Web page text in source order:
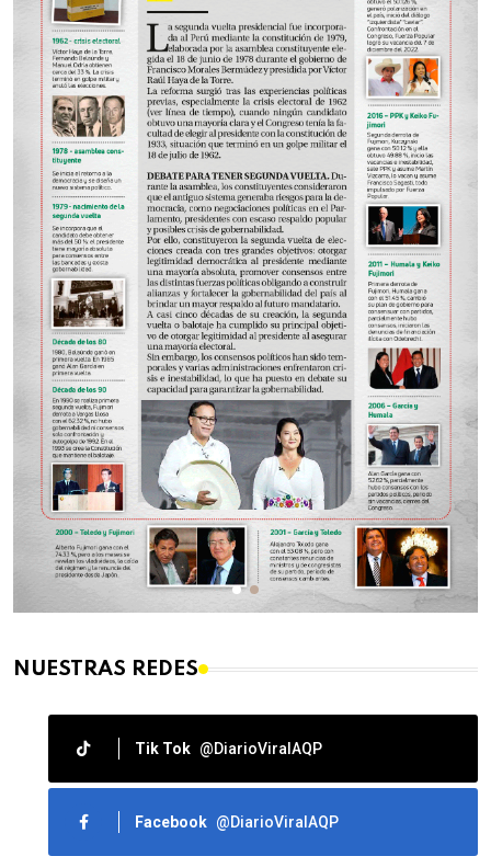
NUESTRAS REDES
Tik Tok @DiarioViralAQP
Facebook @DiarioViralAQP